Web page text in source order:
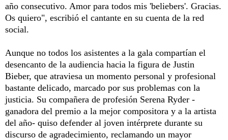
año consecutivo. Amor para todos mis 'beliebers'. Gracias.
Os quiero", escribió el cantante en su cuenta de la red
social.
Aunque no todos los asistentes a la gala compartían el
desencanto de la audiencia hacia la figura de Justin
Bieber, que atraviesa un momento personal y profesional
bastante delicado, marcado por sus problemas con la
justicia. Su compañera de profesión Serena Ryder -
ganadora del premio a la mejor compositora y a la artista
del año- quiso defender al joven intérprete durante su
discurso de agradecimiento, reclamando un mayor